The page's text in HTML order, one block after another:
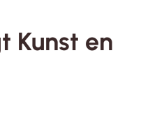
Kunst en